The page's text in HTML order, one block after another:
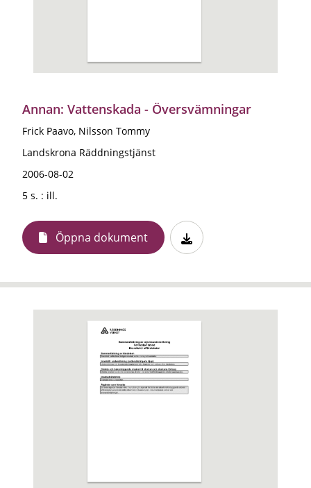
Annan: Vattenskada - Översvämningar
Frick Paavo, Nilsson Tommy
Landskrona Räddningstjänst
2006-08-02
5 s. : ill.
Öppna dokument